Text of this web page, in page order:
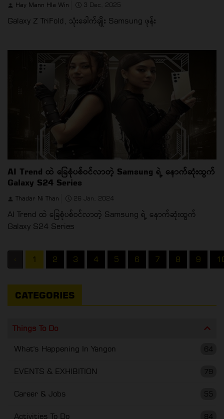
Hay Mann Hla Win 3 Dec, 2025
Galaxy Z TriFold, သုံးခေါက်ချိုး Samsung ဖုန်း
AI Trend ထဲ ခြေစုံပစ်ဝင်လာတဲ့ Samsung ရဲ့ နောက်ဆုံးထွက်
Galaxy S24 Series
Thadar Ni Than 26 Jan, 2024
AI Trend ထဲ ခြေစုံပစ်ဝင်လာတဲ့ Samsung ရဲ့ နောက်ဆုံးထွက်
Galaxy S24 Series
‹ 1 2 3 4 5 6 7 8 9
CATEGORIES
Things To Do
64
What's Happening In Yangon
79
EVENTS & EXHIBITION
55
Career & Jobs
84
Activities To Do